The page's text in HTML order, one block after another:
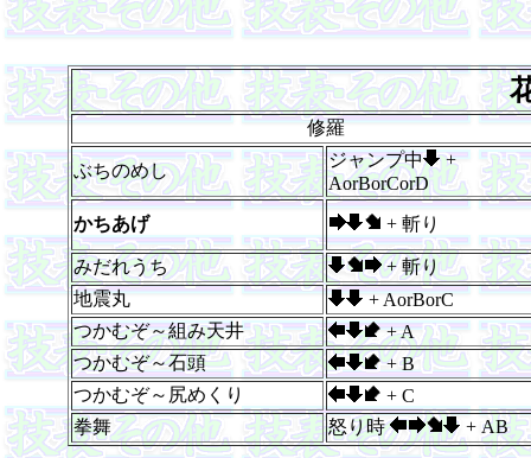
修羅
ぶちのめし
ジャンプ中
+
AorBorCorD
かちあげ
+ 斬り
みだれうち
+ 斬り
地震丸
+ AorBorC
つかむぞ～組み天井
+ A
つかむぞ～石頭
+ B
つかむぞ～尻めくり
+ C
拳舞
怒り時 + AB